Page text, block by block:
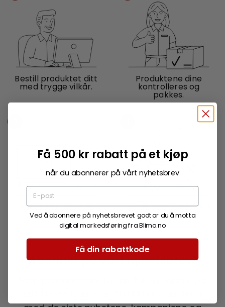
Bestill produktet ditt
med trygge vilkår.
Produktene dine
kontrolleres og
pakkes.
Pakken din sendes
hjem til deg.
Nyt friheten med ditt
nye produkt.
Abonner på vårt nyhetsbrev!
Få 500 kr rabatt på et kjøp
når du abonnerer på vårt nyhetsbrev
Ved å abonnere på nyhetsbrevet godtar du å motta
digital markedsføring fra Blimo.no
Få din rabattkode